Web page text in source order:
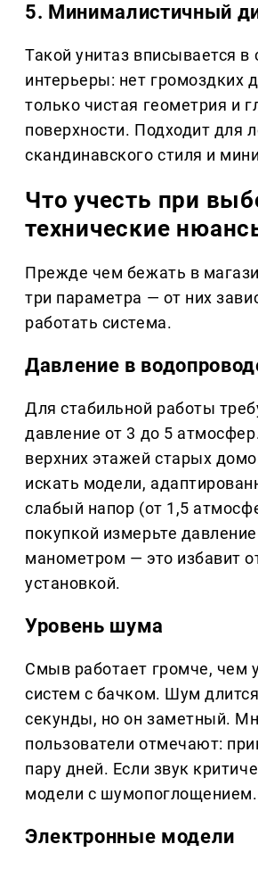
5. Минималистичный
Такой унитаз вписывается
интерьеры: нет громоздких
только чистая геометрия и
поверхности. Подходит для
скандинавского стиля и
Что учесть при
технические
Прежде чем бежать в
три параметра — от них
работать система.
Давление в
Для стабильной работы
давление от 3 до 5
верхних этажей старых
искать модели,
слабый напор (от 1,5
покупкой измерьте
манометром — это избавит
установкой.
Уровень шума
Смыв работает громче, чем
систем с бачком. Шум
секунды, но он заметный.
пользователи отмечают:
пару дней. Если звук
модели с шумопоглощением.
Электронные модели